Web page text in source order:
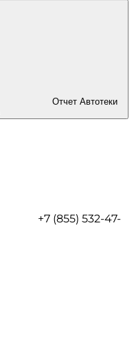
Отчет Автотеки
+7 (855) 532-47-